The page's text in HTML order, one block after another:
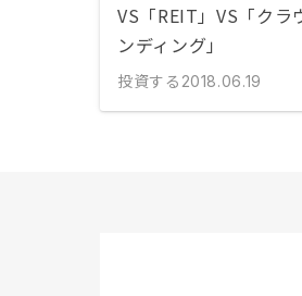
VS「REIT」VS「クラ
ンディング」
投資する 2018.06.19